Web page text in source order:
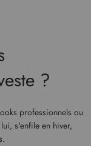
?
professionnels ou
s'enfile en hiver,